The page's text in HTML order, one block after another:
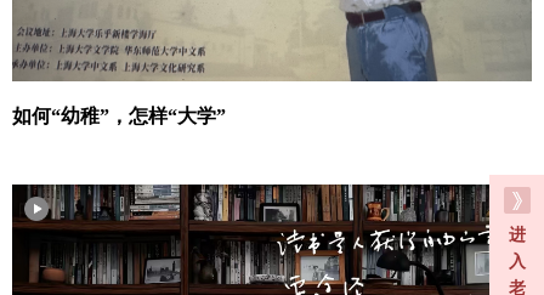
进
入
老
如何“幼稚”，怎样“大学”